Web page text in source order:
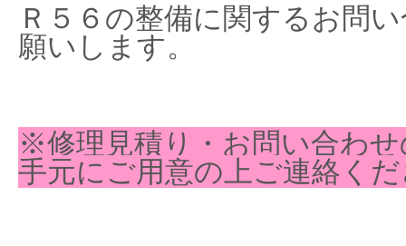
Ｒ５６の整備に関するお問
願いします。
※修理見積り・お問い合わ
手元にご用意の上ご連絡く